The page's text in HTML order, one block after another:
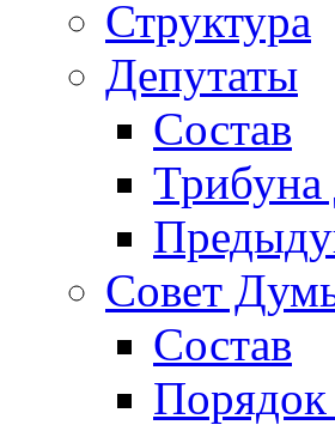
Структура
Депутаты
Состав
Трибуна
Совет
Состав
Порядок